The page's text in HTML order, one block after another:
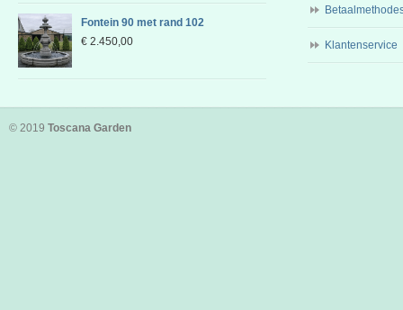
Fontein 90 met rand 102
€ 2.450,00 Klantenservice
© 2019 Toscana Garden